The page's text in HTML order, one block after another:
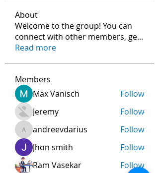
About
Welcome to the group! You can
connect with other members, ge...
Read more
Members
Max Vanisch
Follow
Jeremy
Follow
andreevdarius
andreevdarius
Follow
Jhon smith
Follow
Ram Vasekar
Follow